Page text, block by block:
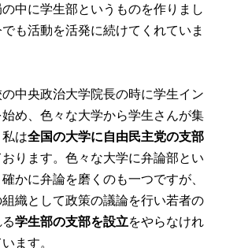
中に学生部というものを作りまし
も活動を活発に続けてくれていま
中央政治大学院長の時に学生イン
め、色々な大学から学生さんが集
私は全国の大学に自由民主党の支部
おります。色々な大学に弁論部とい
かに弁論を磨くのも一つですが、
織として政策の議論を行い若者の
る学生部の支部を設立をやらなけれ
ます。